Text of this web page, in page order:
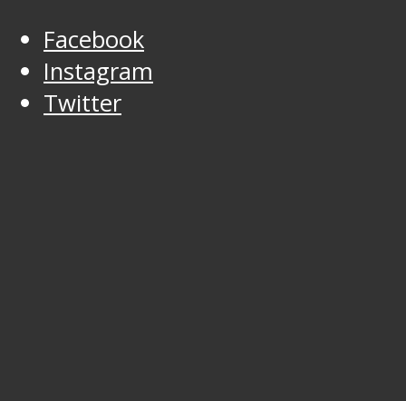
Facebook
Instagram
Twitter